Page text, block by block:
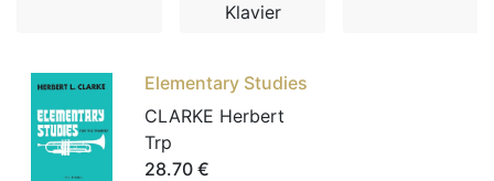
Klavier
Elementary Studies
CLARKE Herbert
Trp
28.70 €